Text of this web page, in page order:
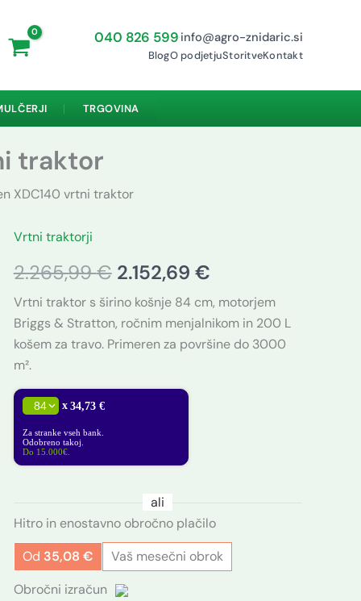
040 826 599 info@agro-znidaric.si
BlogO podjetjuStoritveKontakt
TRGOVINA
traktor
XDC140 vrtni traktor
Vrtni traktorji
2.265,99€ cena
je
bila:
2.152,69 €cena
je:
2.152,69 €.
Vrtni traktor s širino košnje 84 cm, motorjem
Briggs & Stratton, ročnim menjalnikom in 200 L
košem za travo. Primeren za površine do 3000
m².
x 34,73 €
Za stranke vseh bank.
Odobreno takoj.
Do 15.000€.
ali
Hitro in enostavno obročno plačilo
Od 35,08 €
Vaš mesečni obrok
Obročni izračun
CastelGarden
vrtni
količina